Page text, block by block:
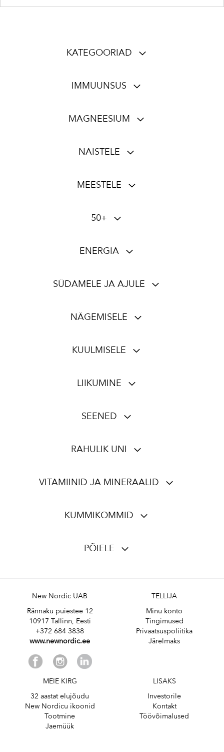
KATEGOORIAD
IMMUUNSUS
MAGNEESIUM
NAISTELE
MEESTELE
50+
ENERGIA
SÜDAMELE JA AJULE
NÄGEMISELE
KUULMISELE
LIIKUMINE
SEENED
RAHULIK UNI
VITAMIINID JA MINERAALID
KUMMIKOMMID
PÕIELE
New Nordic UAB
Rännaku puiestee 12
10917 Tallinn, Eesti
+372 684 3838
www.newnordic.ee
TELLIJA
Minu konto
Tingimused
Privaatsuspoliitika
Järelmaks
MEIE KIRG
32 aastat elujõudu
New Nordicu ikoonid
Tootmine
Jaemüük
LISAKS
Investorile
Kontakt
Töövõimalused